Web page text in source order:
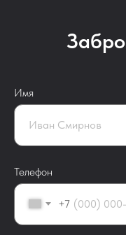
Имя
Телефон
+7